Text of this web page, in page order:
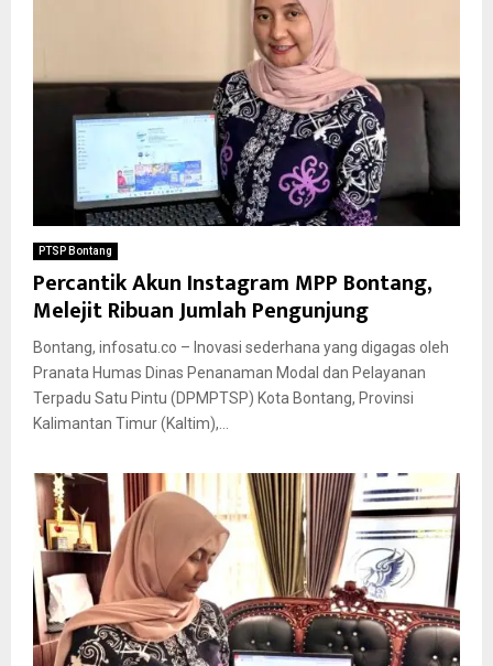
PTSP Bontang
Percantik Akun Instagram MPP Bontang,
Melejit Ribuan Jumlah Pengunjung
Bontang, infosatu.co – Inovasi sederhana yang digagas oleh
Pranata Humas Dinas Penanaman Modal dan Pelayanan
Terpadu Satu Pintu (DPMPTSP) Kota Bontang, Provinsi
Kalimantan Timur (Kaltim),...